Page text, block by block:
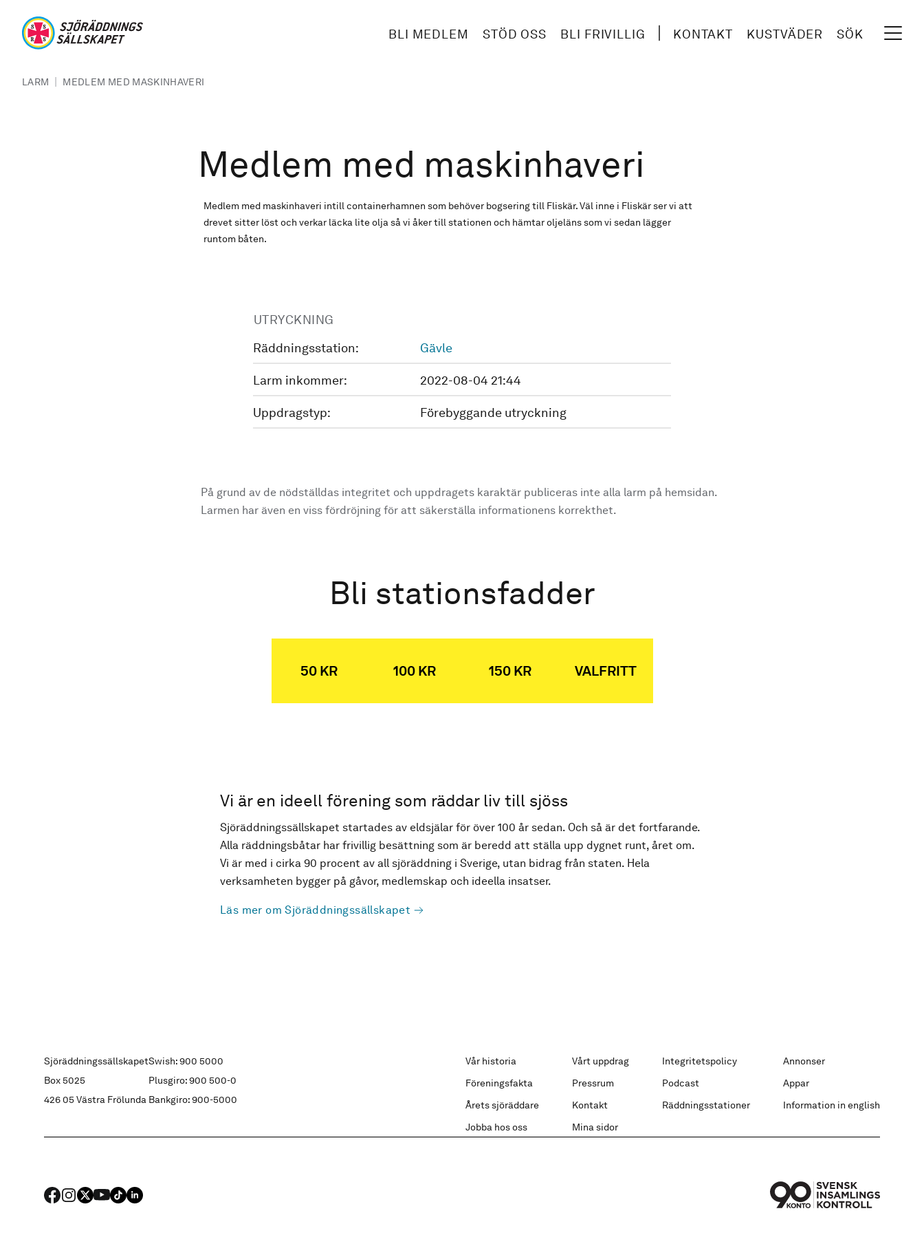
BLI MEDLEM STÖD OSS BLI FRIVILLIG KONTAKT KUSTVÄDER SÖK
LARM | MEDLEM MED MASKINHAVERI
Medlem med maskinhaveri
Medlem med maskinhaveri intill containerhamnen som behöver bogsering till Fliskär. Väl inne i Fliskär ser vi att
drevet sitter löst och verkar läcka lite olja så vi åker till stationen och hämtar oljeläns som vi sedan lägger
runtom båten.
UTRYCKNING
Räddningsstation:
Gävle
Larm inkommer: 2022-08-04 21:44
Uppdragstyp: Förebyggande utryckning
På grund av de nödställdas integritet och uppdragets karaktär publiceras inte alla larm på hemsidan.
Larmen har även en viss fördröjning för att säkerställa informationens korrekthet.
Bli stationsfadder
50 KR 100 KR 150 KR VALFRITT
Vi är en ideell förening som räddar liv till sjöss
Sjöräddningssällskapet startades av eldsjälar för över 100 år sedan. Och så är det fortfarande.
Alla räddningsbåtar har frivillig besättning som är beredd att ställa upp dygnet runt, året om.
Vi är med i cirka 90 procent av all sjöräddning i Sverige, utan bidrag från staten. Hela
verksamheten bygger på gåvor, medlemskap och ideella insatser.
Läs mer om Sjöräddningssällskapet
Sjöräddningssällskapet
Box 5025
426 05 Västra Frölunda
Swish: 900 5000
Plusgiro: 900 500-0
Bankgiro: 900-5000
Vår historia Vårt uppdrag Integritetspolicy
Annonser
Föreningsfakta
Pressrum Podcast
Appar
Årets sjöräddare
Kontakt Räddningsstationer
Information in english
Jobba hos oss
Mina sidor
FACEBOOK
Instagram
X YouTube
TIKTOKLINKED IN